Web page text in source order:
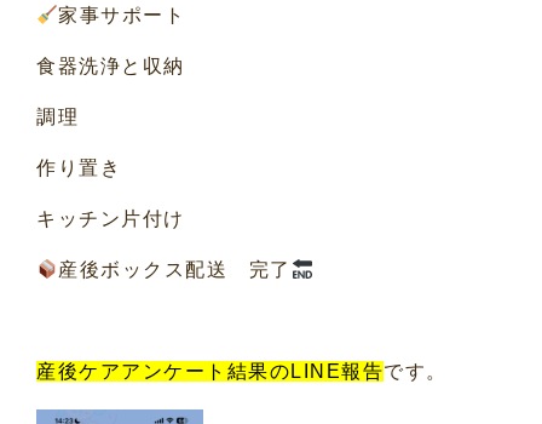
家事サポート
食器洗浄と収納
調理
作り置き
キッチン片付け
産後ボックス配送 完了
産後ケアアンケート結果のLINE報告です。